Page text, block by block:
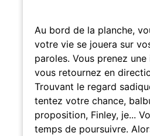
Au bord de la planche,
votre vie se jouera sur
paroles. Vous prenez
vous retournez en
Trouvant le regard
tentez votre chance,
proposition, Finley, je...
temps de poursuivre.